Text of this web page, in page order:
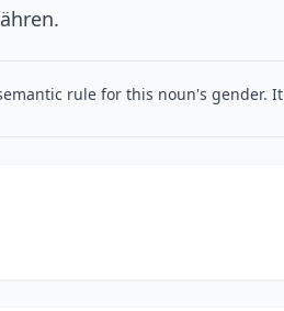
rule for this noun's gender.